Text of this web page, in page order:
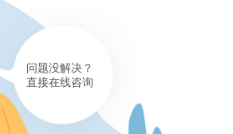
问题没解决？
直接在线咨询